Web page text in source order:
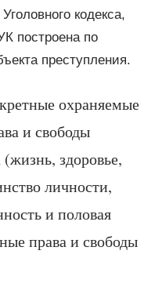
кодекса,
построена по
преступления.
охраняемые
и свободы
здоровье,
личности,
и половая
права и свободы